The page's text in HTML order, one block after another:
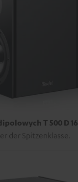
T 500 D 16
der Spitzenklasse.